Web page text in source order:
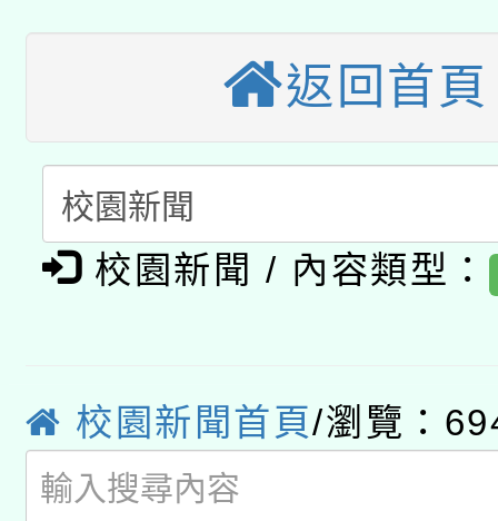
接種之民眾」措施，延
月28日止
管道加強宣導
桃園市孔廟祈福系列
開 智慧啟航」
「2026桃園藝術巡演
關事宜
國立臺灣師範大學辦理
年度健康促進學校輔導
函轉國家教育研究院中
原住民族教育政策研討
轉知教育部國民及學前
新北市政府教育局辦
方素養工作坊新北場」
函轉國立臺灣師範大學
「族語學習班」招生簡
文教學共融平台-教案
件」活動簡章
教育部國民及學前教育
年度COVID-19疫苗接
本市兒童口腔健康促進
返回首頁
校園新聞 / 內容類型：
校園新聞首頁/瀏覽：